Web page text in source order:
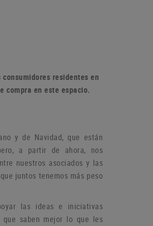
residentes en
compra en este espacio.
y de Navidad, que están
a partir de ahora, nos
nuestros asociados y las
juntos tenemos más peso
las ideas e iniciativas
que saben mejor lo que les